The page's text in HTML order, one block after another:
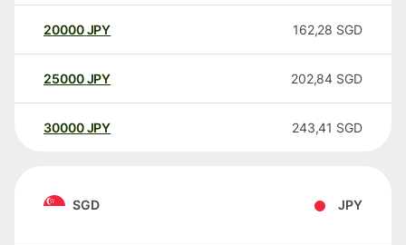
20000 JPY 162,28 SGD
25000 JPY 202,84 SGD
30000 JPY 243,41 SGD
SGD JPY